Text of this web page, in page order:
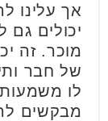
אך עלינו
יכולים
מוכר. זה
של חבר
לו
מבקשים